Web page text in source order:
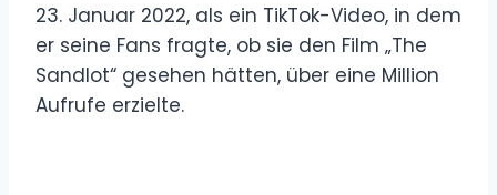
23. Januar 2022, als ein TikTok-Video, in dem
er seine Fans fragte, ob sie den Film „The
Sandlot“ gesehen hätten, über eine Million
Aufrufe erzielte.